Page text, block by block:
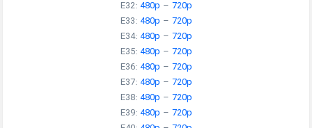
E32:480p – 720p
E33:480p – 720p
E34:480p – 720p
E35:480p – 720p
E36:480p – 720p
E37:480p – 720p
E38:480p – 720p
E39:480p – 720p